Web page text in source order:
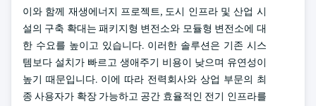
이와 함께 재생에너지 프로젝트, 도시 인프라 및 산업 시
설의 구축 확대는 패키지형 변전소와 모듈형 변전소에 대
한 수요를 높이고 있습니다. 이러한 솔루션은 기존 시스
템보다 설치가 빠르고 생애주기 비용이 낮으며 유연성이
높기 때문입니다. 이에 따라 전력회사와 상업 부문의 최
종 사용자가 확장 가능하고 공간 효율적인 전기 인프라를